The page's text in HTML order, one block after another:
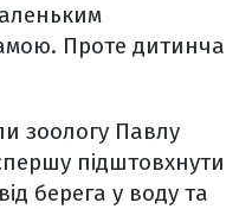
Проте дитинча
зоологу Павлу
підштовхнути
берега у воду та